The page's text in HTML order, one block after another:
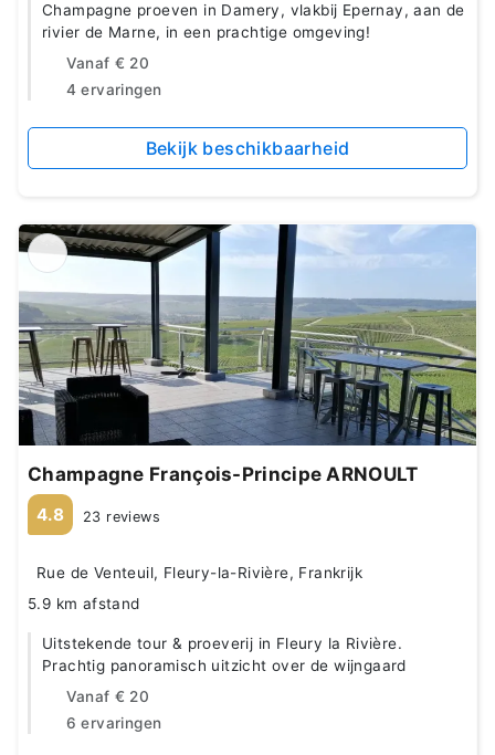
Champagne proeven in Damery, vlakbij Epernay, aan de
rivier de Marne, in een prachtige omgeving!
Vanaf € 20
4 ervaringen
Bekijk beschikbaarheid
Champagne François-Principe ARNOULT
4.8 23 reviews
Rue de Venteuil, Fleury-la-Rivière, Frankrijk
5.9 km afstand
Uitstekende tour & proeverij in Fleury la Rivière.
Prachtig panoramisch uitzicht over de wijngaard
Vanaf € 20
6 ervaringen